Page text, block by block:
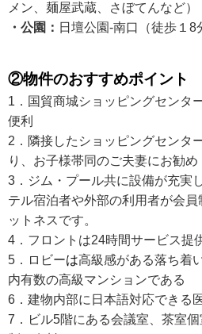
メン、麺屋武蔵、さぼてんなど
・公園： 日壇公園-南口（徒歩１ 8
②物件のおすすめポイント
1．国貿商城ショッピングセンタ
便利
2．隣接したショッピングセンタ
り、お子様帯同のご夫妻にお勧め
3．ジム・プール共に設備が充実
テル宿泊者や外部の利用者が会
ットネスです。
4．フロントは24時間サービス提
5．ロビーは高級感がある落ち着
内有数の高級マンションである
6．建物内部に日本語対応できる
7．ビル5階にある会議室、茶室